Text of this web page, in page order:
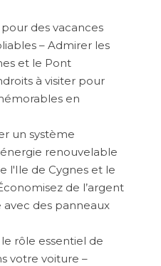
des vacances
– Admirer les
et le Pont
à visiter pour
en
un système
renouvelable
l'Ile de Cygnes et le
de l’argent
des panneaux
rôle essentiel de
votre voiture –